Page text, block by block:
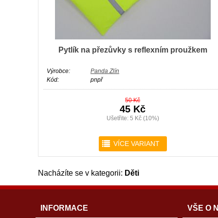
Pytlík na přezůvky s reflexním proužkem
Výrobce:
Panda Zlín
Kód:
pnpř
50 Kč
45 Kč
Ušetřite: 5 Kč (10%)
r VÍCE VARIANT
Nacházíte se v kategorii: Děti
INFORMACE VŠE O